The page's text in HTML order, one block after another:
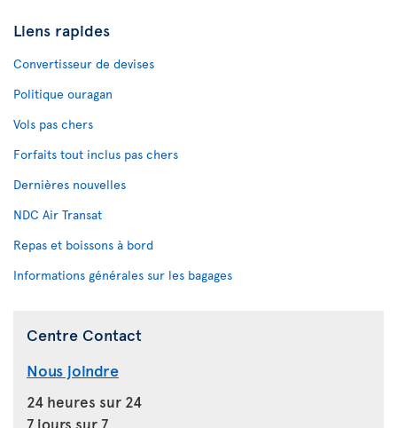
Liens rapides
Convertisseur de devises
Politique ouragan
Vols pas chers
Forfaits tout inclus pas chers
Dernières nouvelles
NDC Air Transat
Repas et boissons à bord
Informations générales sur les bagages
Centre Contact
Nous joindre
24 heures sur 24
7 jours sur 7